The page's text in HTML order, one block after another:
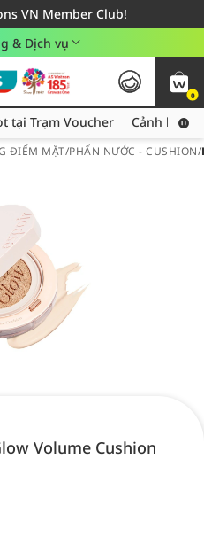
VN Member Club!
đơn hàng từ 249,000Đ
dụng khu vực TP. Hồ Chí Minh
& Dịch vụ
0
Thu thập thêm voucher hot tại Trạm Voucher
tại Trạm Voucher Cảnh báo
ĐIỂM MẶT/PHẤN NƯỚC - CUSHION/
Volume Cushion